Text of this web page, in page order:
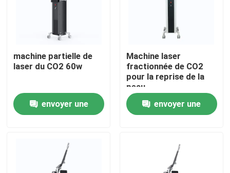
Produits
machine partielle de
laser du CO2 60w
envoyer une
Machine laser
fractionnée de CO2
pour la reprise de la
peau
envoyer une